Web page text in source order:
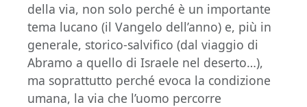
della via, non solo perché è un importante
tema lucano (il Vangelo dell’anno) e, più in
generale, storico-salvifico (dal viaggio di
Abramo a quello di Israele nel deserto…),
ma soprattutto perché evoca la condizione
umana, la via che l’uomo percorre